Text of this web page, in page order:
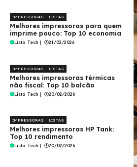
IMPRESSORAS LISTAS
Melhores impressoras para quem
imprime pouco: Top 10 economia
Lista Tech | 21/02/2026
IMPRESSORAS LISTAS
Melhores impressoras térmicas
não fiscal: Top 10 balcão
Lista Tech | 20/02/2026
IMPRESSORAS LISTAS
Melhores impressoras HP Tank:
Top 10 rendimento
Lista Tech | 20/02/2026